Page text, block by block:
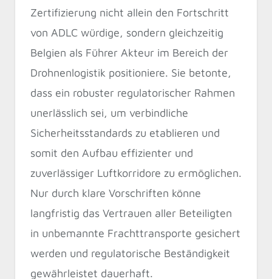
Zertifizierung nicht allein den Fortschritt
von ADLC würdige, sondern gleichzeitig
Belgien als Führer Akteur im Bereich der
Drohnenlogistik positioniere. Sie betonte,
dass ein robuster regulatorischer Rahmen
unerlässlich sei, um verbindliche
Sicherheitsstandards zu etablieren und
somit den Aufbau effizienter und
zuverlässiger Luftkorridore zu ermöglichen.
Nur durch klare Vorschriften könne
langfristig das Vertrauen aller Beteiligten
in unbemannte Frachttransporte gesichert
werden und regulatorische Beständigkeit
gewährleistet dauerhaft.